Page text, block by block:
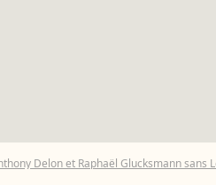
Delon et Raphaël Glucksmann sans